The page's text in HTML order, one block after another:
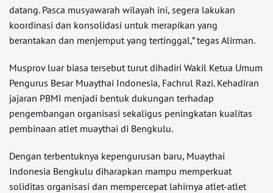
datang. Pasca musyawarah wilayah ini, segera lakukan
koordinasi dan konsolidasi untuk merapikan yang
berantakan dan menjemput yang tertinggal,” tegas Alirman.
Musprov luar biasa tersebut turut dihadiri Wakil Ketua Umum
Pengurus Besar Muaythai Indonesia, Fachrul Razi. Kehadiran
jajaran PBMI menjadi bentuk dukungan terhadap
pengembangan organisasi sekaligus peningkatan kualitas
pembinaan atlet muaythai di Bengkulu.
Dengan terbentuknya kepengurusan baru, Muaythai
Indonesia Bengkulu diharapkan mampu memperkuat
soliditas organisasi dan mempercepat lahirnya atlet-atlet